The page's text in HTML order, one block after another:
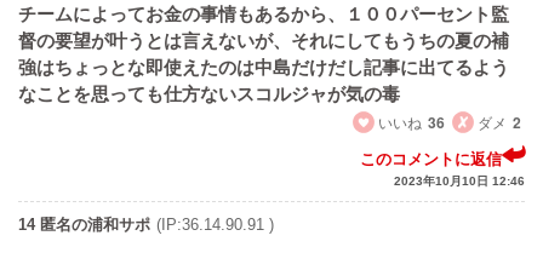
チームによってお金の事情もあるから、１００パーセント監
督の要望が叶うとは言えないが、それにしてもうちの夏の補
強はちょっとな即使えたのは中島だけだし記事に出てるよう
なことを思っても仕方ないスコルジャが気の毒
いいね 36 ダメ 2
このコメントに返信
2023年10月10日 12:46
14 匿名の浦和サポ (IP:36.14.90.91 )